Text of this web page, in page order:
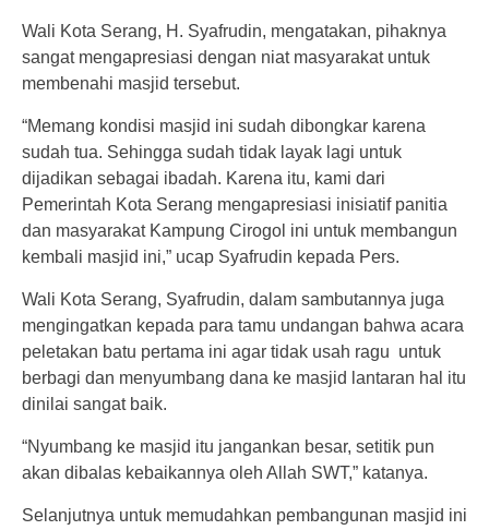
Wali Kota Serang, H. Syafrudin, mengatakan, pihaknya
sangat mengapresiasi dengan niat masyarakat untuk
membenahi masjid tersebut.
“Memang kondisi masjid ini sudah dibongkar karena
sudah tua. Sehingga sudah tidak layak lagi untuk
dijadikan sebagai ibadah. Karena itu, kami dari
Pemerintah Kota Serang mengapresiasi inisiatif panitia
dan masyarakat Kampung Cirogol ini untuk membangun
kembali masjid ini,” ucap Syafrudin kepada Pers.
Wali Kota Serang, Syafrudin, dalam sambutannya juga
mengingatkan kepada para tamu undangan bahwa acara
peletakan batu pertama ini agar tidak usah ragu untuk
berbagi dan menyumbang dana ke masjid lantaran hal itu
dinilai sangat baik.
“Nyumbang ke masjid itu jangankan besar, setitik pun
akan dibalas kebaikannya oleh Allah SWT,” katanya.
Selanjutnya untuk memudahkan pembangunan masjid ini